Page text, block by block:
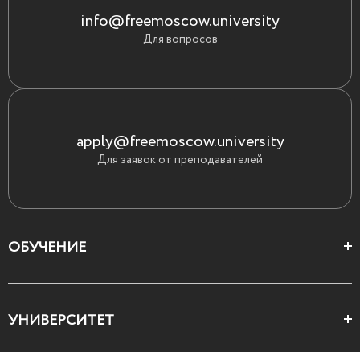
info@freemoscow.university
Для вопросов
apply@freemoscow.university
Для заявок от преподавателей
ОБУЧЕНИЕ
Все курсы
УНИВЕРСИТЕТ